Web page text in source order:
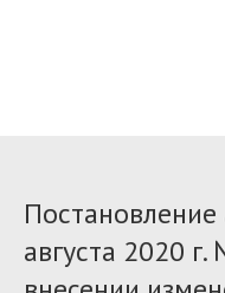
августа 2020